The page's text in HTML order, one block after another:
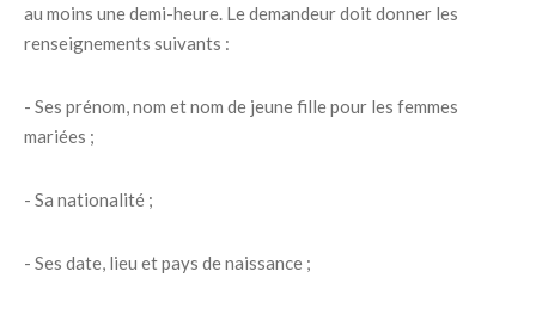
au moins une demi-heure. Le demandeur doit donner les
renseignements suivants :
- Ses prénom, nom et nom de jeune fille pour les femmes
mariées ;
- Sa nationalité ;
- Ses date, lieu et pays de naissance ;